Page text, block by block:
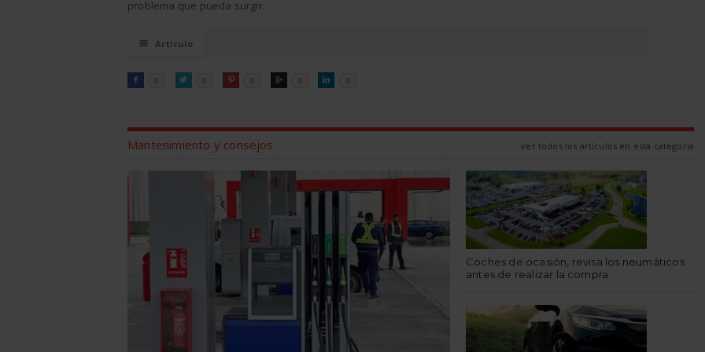
problema que pueda surgir.
☰ Artículo

FACEBOOK
0 
TWITTER0 
PINTEREST
0 
GOOGLE0 
LINKEDIN
0
Mantenimiento y consejos ver todos los artículos en esta categoría
Coches de ocasión, revisa los neumáticos
antes de realizar la compra